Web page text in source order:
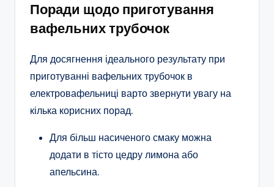
Поради щодо приготування
вафельних трубочок
Для досягнення ідеального результату при
приготуванні вафельних трубочок в
електровафельниці варто звернути увагу на
кілька корисних порад.
Для більш насиченого смаку можна
додати в тісто цедру лимона або
апельсина.